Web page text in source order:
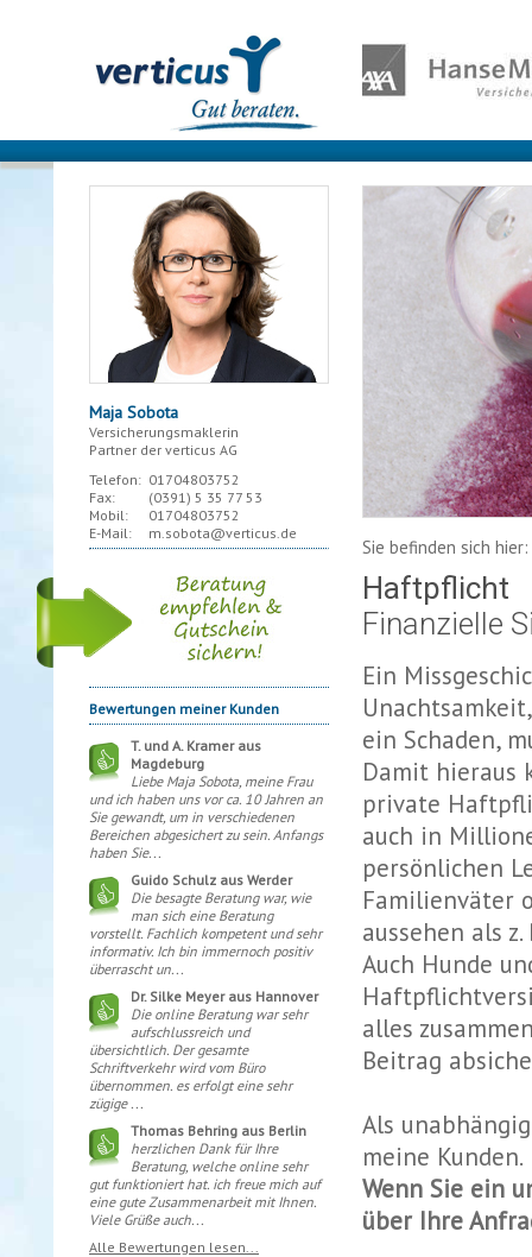
Maja Sobota
Versicherungsmaklerin
Partner der verticus AG
Telefon: 01704803752
Fax:
(0391) 5 35 77 53
Mobil:
01704803752
E-Mail:
m.sobota@verticus.de
Bewertungen meiner Kunden
T. und A. Kramer aus
Magdeburg
Liebe Maja Sobota, meine Frau
und ich haben uns vor ca. 10 Jahren an
Sie gewandt, um in verschiedenen
Bereichen abgesichert zu sein. Anfangs
haben Sie...
Guido Schulz aus Werder
Die besagte Beratung war, wie
man sich eine Beratung
vorstellt. Fachlich kompetent und sehr
informativ. Ich bin immernoch positiv
überrascht un...
Dr. Silke Meyer aus Hannover
Die online Beratung war sehr
aufschlussreich und
übersichtlich. Der gesamte
Schriftverkehr wird vom Büro
übernommen. es erfolgt eine sehr
zügige ...
Thomas Behring aus Berlin
herzlichen Dank für Ihre
Beratung, welche online sehr
gut funktioniert hat. ich freue mich auf
eine gute Zusammenarbeit mit Ihnen.
Viele Grüße auch...
Alle Bewertungen lesen...
Sie befinden sich
Haftpflicht
Finanzielle
Ein
ein Schaden,
Damit hieraus
private
auch in
persönlichen
Familienväter
aussehen als
Auch Hunde
alles
Beitrag
Als
meine Kunden.
Wenn Sie ein
über Ihre